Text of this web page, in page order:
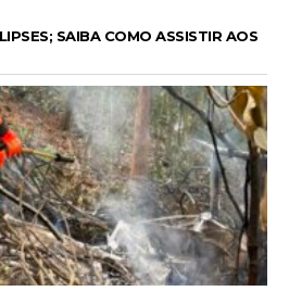
SAIBA COMO ASSISTIR AOS